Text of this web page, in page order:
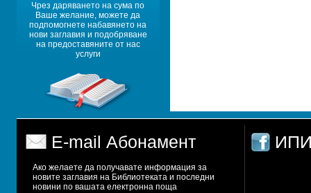
Чрез даряването на сума по
Ваше желание, можете да
подпомогнете набавянето на
нови заглавия и подобряване
на предоставяните от нас
услуги
E-mail Абонамент
Ако желаете да получавате информация за
новите заглавия на Библиотеката и последни
новини по вашата електронна поща
ИПИ